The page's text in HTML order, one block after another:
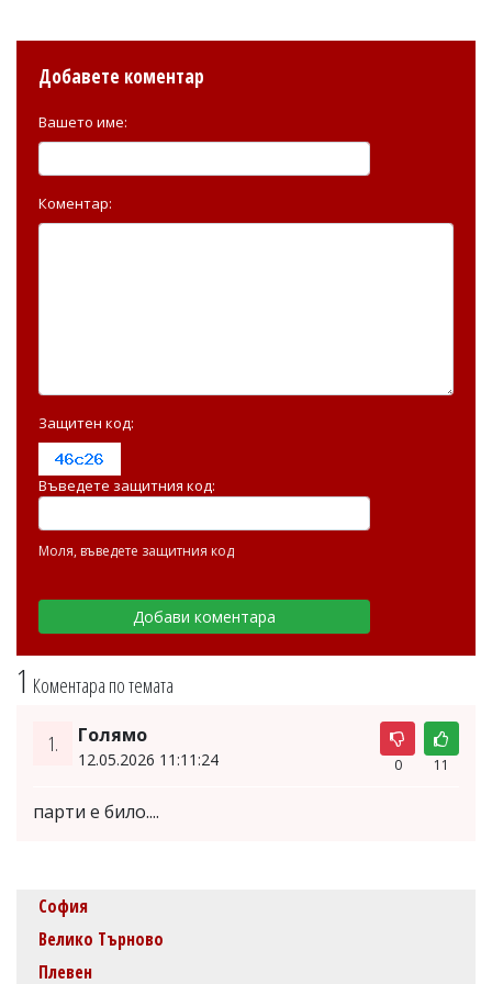
1 Коментара по темата
1. Голямо
12.05.2026 11:11:24 0 11
парти е било....
Добавете коментар
Вашето име:
Коментар:
Защитен код:
Въведете защитния код:
Моля, въведете защитния код
София
Велико Търново
Плевен